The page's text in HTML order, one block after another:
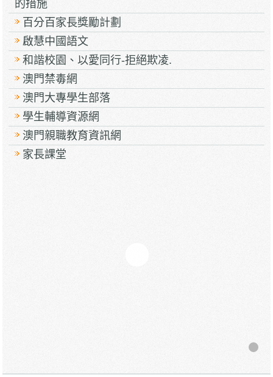
的措施
百分百家長獎勵計劃
啟慧中國語文
和諧校園、以愛同行-拒絕欺凌.
澳門禁毒網
澳門大專學生部落
學生輔導資源網
澳門親職教育資訊網
家長課堂